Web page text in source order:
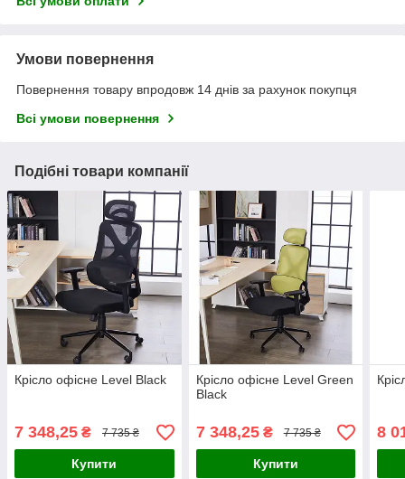
Умови повернення
Повернення товару впродовж 14 днів за рахунок покупця
Всі умови повернення
Подібні товари компанії
Крісло офісне Level Black
7 348,25 ₴ 7 735 ₴
Купити
Крісло офісне Level Green
Black
7 348,25₴ 7 735 ₴
Купити
8